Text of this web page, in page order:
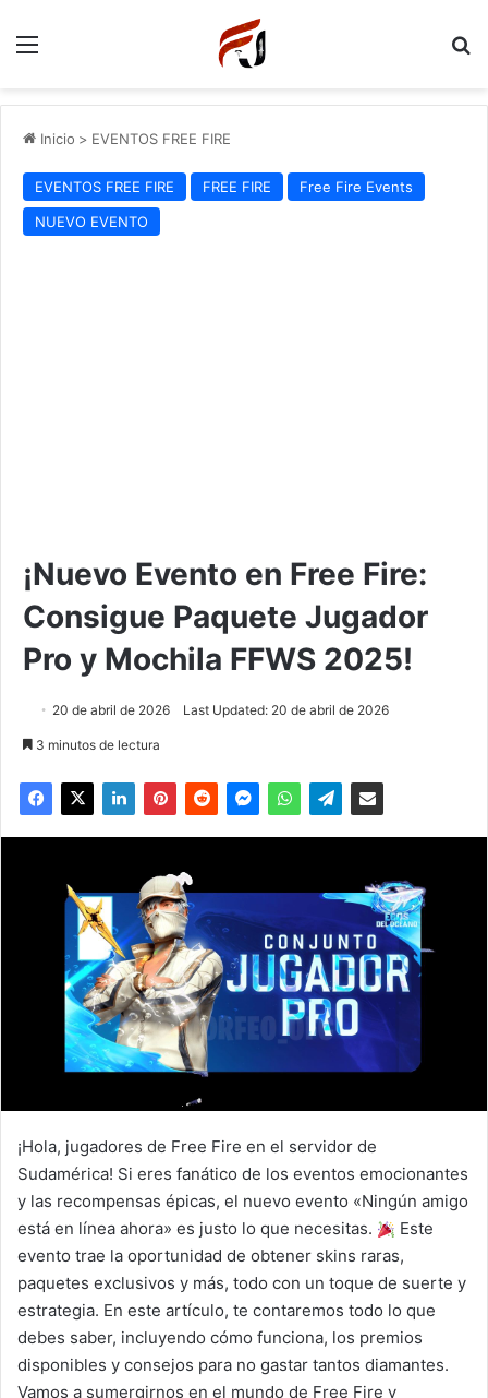
Menu
Inicio > EVENTOS FREE FIRE
EVENTOS FREE FIRE FREE FIRE
Free Fire Events
NUEVO EVENTO
¡Nuevo Evento en Free Fire:
Consigue Paquete Jugador
Pro y Mochila FFWS 2025!
20 de abril de 2026 Last Updated: 20 de abril de 2026
3 minutos de lectura
¡Hola, jugadores de Free Fire en el servidor de
Sudamérica! Si eres fanático de los eventos emocionantes
y las recompensas épicas, el nuevo evento «Ningún amigo
está en línea ahora» es justo lo que necesitas.
Este
evento trae la oportunidad de obtener skins raras,
paquetes exclusivos y más, todo con un toque de suerte y
estrategia. En este artículo, te contaremos todo lo que
debes saber, incluyendo cómo funciona, los premios
disponibles y consejos para no gastar tantos diamantes.
Vamos a sumergirnos en el mundo de Free Fire y